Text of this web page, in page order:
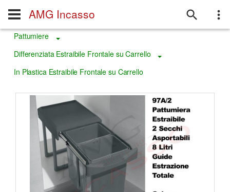
AMG Incasso
Pattumiere
Toggle Dropdown
Differenziata Estraibile Frontale su Carrello
Toggle Dropdown
In Plastica Estraibile Frontale su Carrello